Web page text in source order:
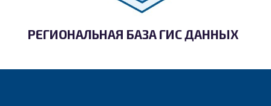
РЕГИОНАЛЬНАЯ БАЗА ГИС ДАННЫХ